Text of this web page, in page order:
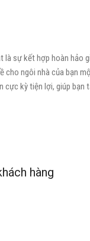
là sự kết hợp hoàn hảo
cho ngôi nhà của bạn
cực kỳ tiện lợi, giúp bạn
hàng